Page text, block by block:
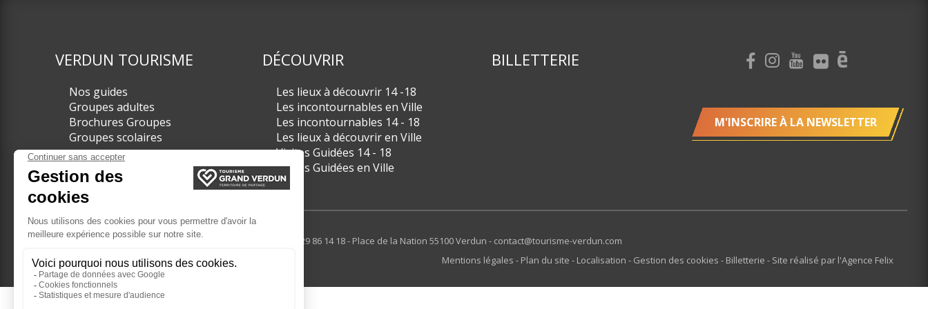
VERDUN TOURISME
Nos guides
Groupes adultes
Brochures Groupes
Groupes scolaires
DÉCOUVRIR
Les lieux à découvrir 14 -18
Les incontournables en Ville
Les incontournables 14 - 18
Les lieux à découvrir en Ville
Visites Guidées 14 - 18
Visites Guidées en Ville
BILLETTERIE
M'INSCRIRE À LA NEWSLETTER
© 2017 - 2024 - Tourisme Grand Verdun - Tél. +33(0) 3 29 86 14 18 - Place de la Nation 55100 Verdun - contact@tourisme-verdun.com
Mentions légales
Plan du site Localisation Gestion des cookies Billetterie Site réalisé par l'Agence Felix